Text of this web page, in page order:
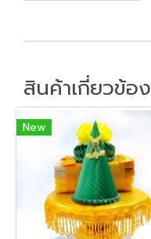
สินค้าเกี่ยวข้อง
New